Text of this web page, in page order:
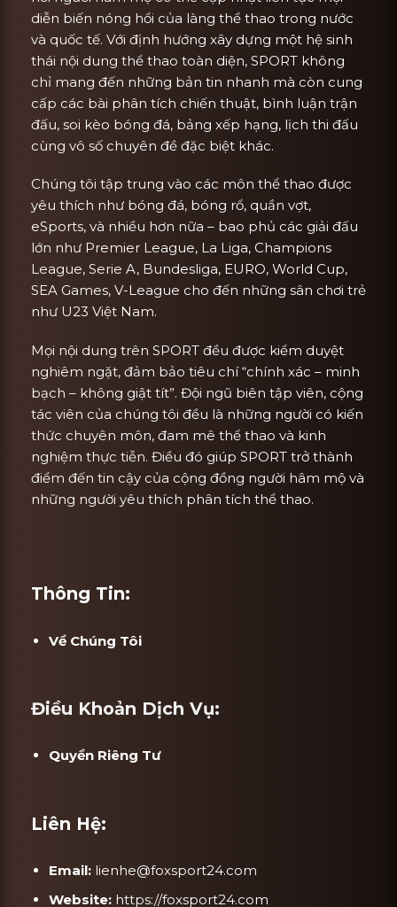
diễn biến nóng hổi của làng thể thao trong nước
và quốc tế. Với định hướng xây dựng một hệ sinh
thái nội dung thể thao toàn diện, SPORT không
chỉ mang đến những bản tin nhanh mà còn cung
cấp các bài phân tích chiến thuật, bình luận trận
đấu, soi kèo bóng đá, bảng xếp hạng, lịch thi đấu
cùng vô số chuyên đề đặc biệt khác.
Chúng tôi tập trung vào các môn thể thao được
yêu thích như bóng đá, bóng rổ, quần vợt,
eSports, và nhiều hơn nữa – bao phủ các giải đấu
lớn như Premier League, La Liga, Champions
League, Serie A, Bundesliga, EURO, World Cup,
SEA Games, V-League cho đến những sân chơi trẻ
như U23 Việt Nam.
Mọi nội dung trên SPORT đều được kiểm duyệt
nghiêm ngặt, đảm bảo tiêu chí “chính xác – minh
bạch – không giật tít”. Đội ngũ biên tập viên, cộng
tác viên của chúng tôi đều là những người có kiến
thức chuyên môn, đam mê thể thao và kinh
nghiệm thực tiễn. Điều đó giúp SPORT trở thành
điểm đến tin cậy của cộng đồng người hâm mộ và
những người yêu thích phân tích thể thao.
Thông Tin:
Về Chúng Tôi
Điều Khoản Dịch Vụ:
Quyền Riêng Tư
Liên Hệ:
Email: lienhe@foxsport24.com
Website: https://foxsport24.com